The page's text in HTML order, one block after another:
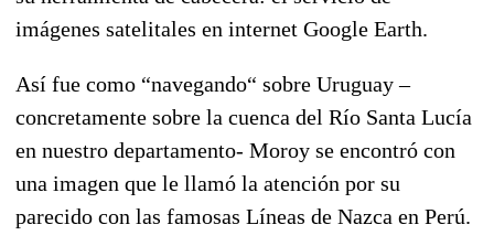
imágenes satelitales en internet Google Earth.
Así fue como “navegando“ sobre Uruguay –
concretamente sobre la cuenca del Río Santa Lucía
en nuestro departamento- Moroy se encontró con
una imagen que le llamó la atención por su
parecido con las famosas Líneas de Nazca en Perú.